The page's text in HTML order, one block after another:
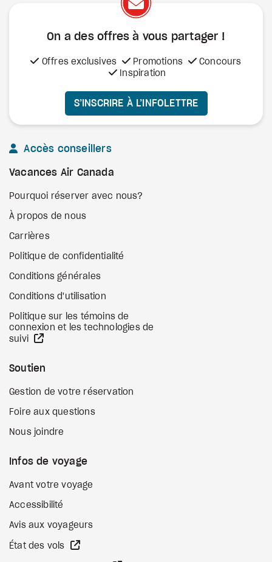
On a des offres à vous partager !
Offres exclusives Promotions
Concours
Inspiration
S’INSCRIRE À L’INFOLETTRE
Accès conseillers
Vacances Air Canada
Pourquoi réserver avec nous?
À propos de nous
Carrières
Politique de confidentialité
Conditions générales
Conditions d'utilisation
Politique sur les témoins de
connexion et les technologies de
suivi
Soutien
Gestion de votre réservation
Foire aux questions
Nous joindre
Infos de voyage
Avant votre voyage
Accessibilité
Avis aux voyageurs
État des vols